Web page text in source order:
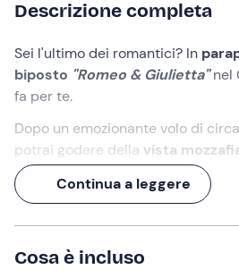
Descrizione completa
Sei l'ultimo dei romantici? In
biposto "Romeo & Giulietta" nel
fa per te.
Dopo un emozionante volo di circa
potrai godere della vista
piemontese, i nostri assistenti
striscione"Mi vuoi sposare?"
Che aspetti? Regala questa
Continua a leggere
Cosa è incluso